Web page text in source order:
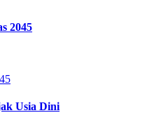
2045
Usia Dini